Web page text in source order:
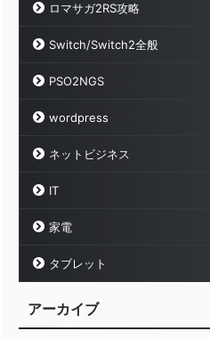
ロマサガ2RS攻略
Switch/Switch2全般
PSO2NGS
wordpress
ネットビジネス
IT
家電
タブレット
アーカイブ